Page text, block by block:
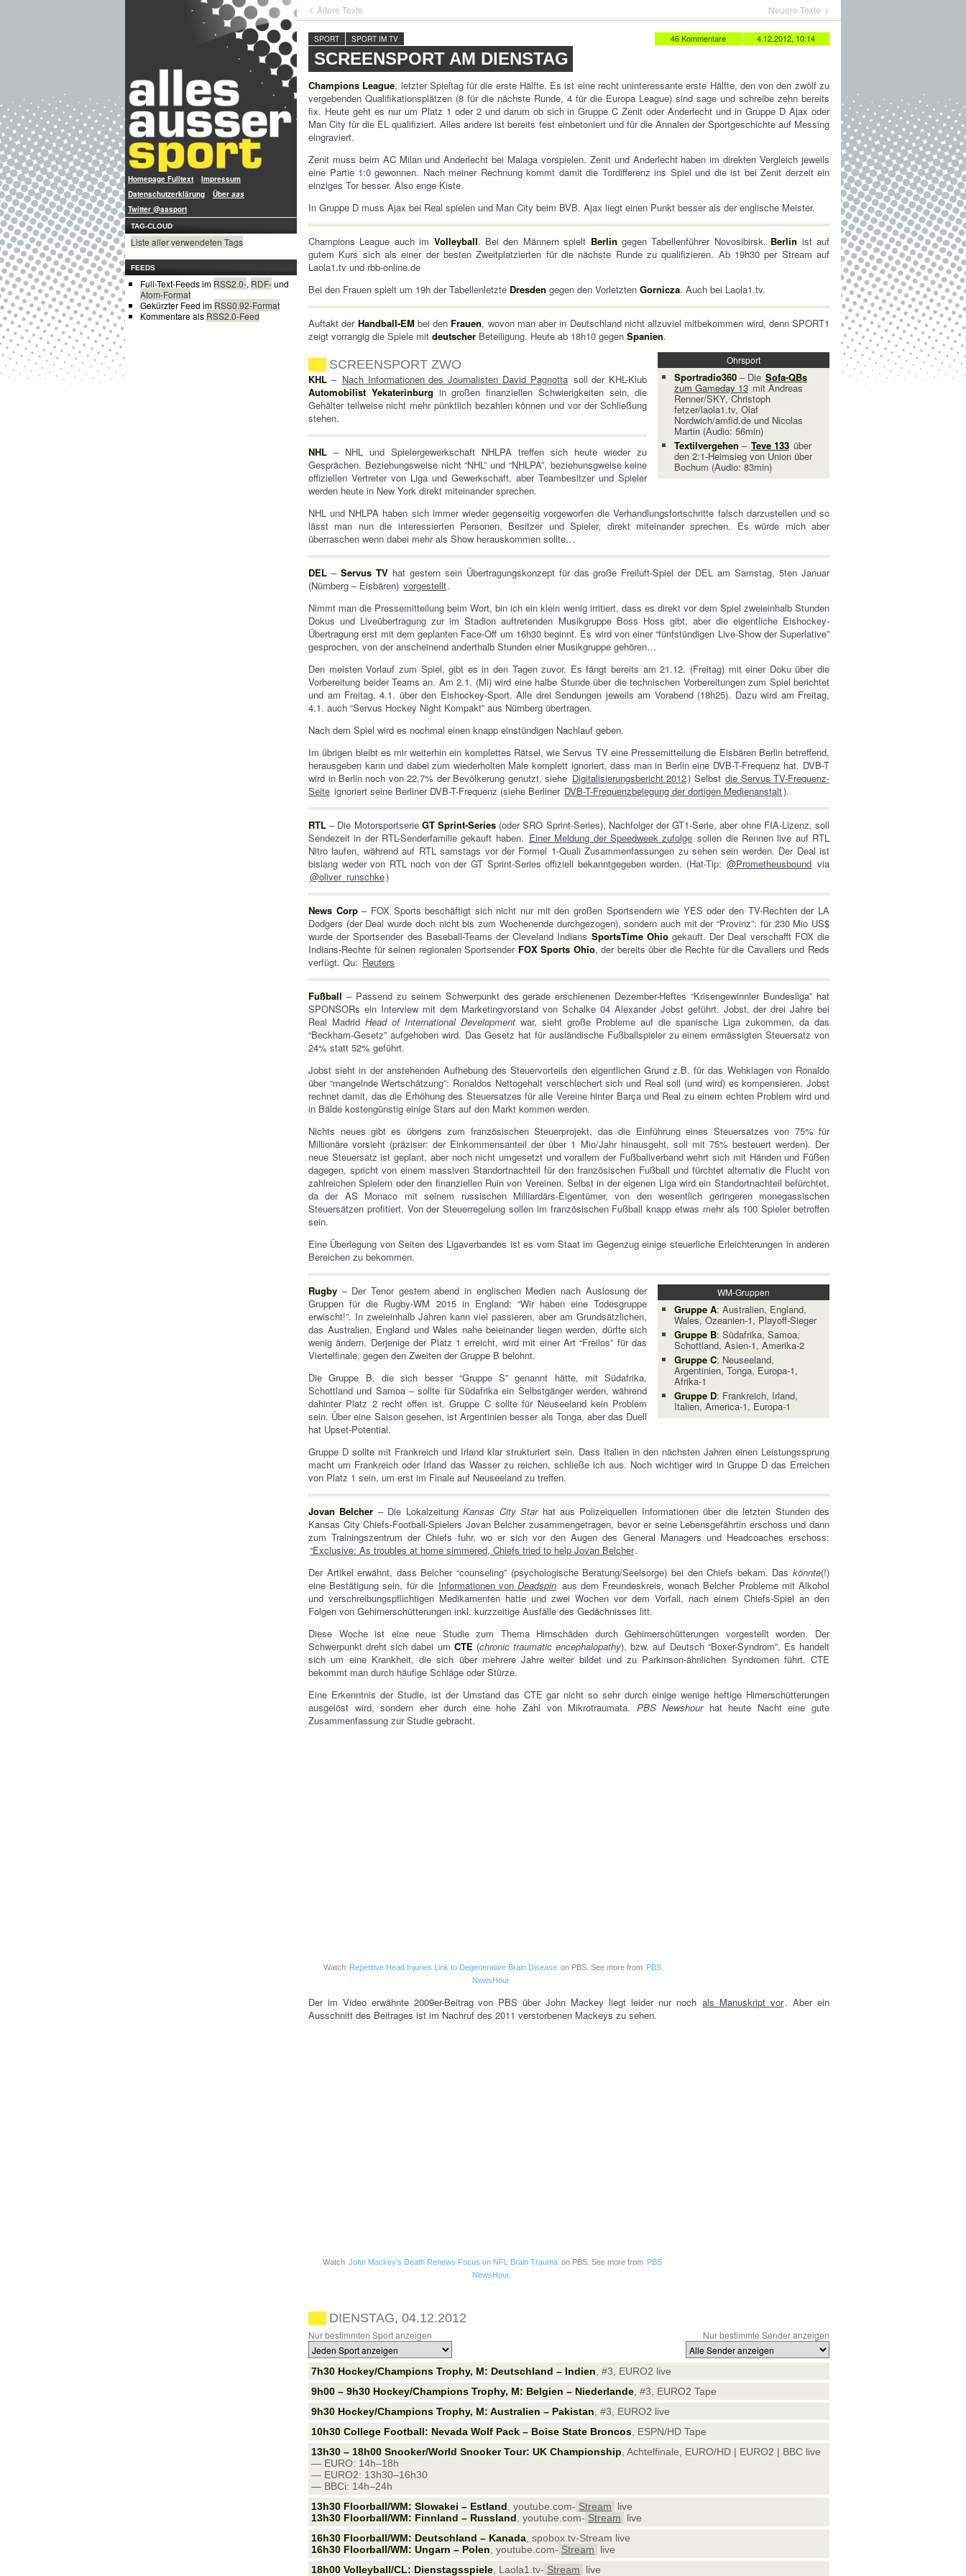
Homepage Fulltext
Impressum
Datenschutzerklärung
Über aas
Twitter @aasport
TAG-CLOUD
Liste aller verwendeten Tags
FEEDS
Full-Text-Feeds im RSS2.0-, RDF-und
Atom-Format
Gekürzter Feed im RSS0.92-Format
Kommentare als RSS2.0-Feed
Ältere Texte Neuere Texte
4.12.2012, 10:14
46 Kommentare
SPORT SPORT IM TV
SCREENSPORT AM DIENSTAG
Champions League, letzter Spieltag für die erste Hälfte. Es ist eine recht uninteressante erste Hälfte, den von den zwölf zu
vergebenden Qualifikationsplätzen (8 für die nächste Runde, 4 für die Europa League) sind sage und schreibe zehn bereits
fix. Heute geht es nur um Platz 1 oder 2 und darum ob sich in Gruppe C Zenit oder Anderlecht und in Gruppe D Ajax oder
Man City für die EL qualifiziert. Alles andere ist bereits fest einbetoniert und für die Annalen der Sportgeschichte auf Messing
eingraviert.
Zenit muss beim AC Milan und Anderlecht bei Malaga vorspielen. Zenit und Anderlecht haben im direkten Vergleich jeweils
eine Partie 1:0 gewonnen. Nach meiner Rechnung kommt damit die Tordifferenz ins Spiel und die ist bei Zenit derzeit ein
einziges Tor besser. Also enge Kiste.
In Gruppe D muss Ajax bei Real spielen und Man City beim BVB. Ajax liegt einen Punkt besser als der englische Meister.
Champions League auch im Volleyball. Bei den Männern spielt Berlin gegen Tabellenführer Novosibirsk. Berlin ist auf
gutem Kurs sich als einer der besten Zweitplatzierten für die nächste Runde zu qualifizieren. Ab 19h30 per Stream auf
Laola1.tv und rbb-online.de
Bei den Frauen spielt um 19h der Tabellenletzte Dresden gegen den VorletztenGornicza. Auch bei Laola1.tv.
Auftakt der Handball-EM bei den Frauen, wovon man aber in Deutschland nicht allzuviel mitbekommen wird, denn SPORT1
zeigt vorrangig die Spiele mitdeutscher Beteiligung. Heute ab 18h10 gegenSpanien.
SCREENSPORT ZWO Ohrsport
Sportradio360– Die Sofa-QBs
zum Gameday 13 mit Andreas
Renner/SKY, Christoph
fetzer/laola1.tv, Olaf
Nordwich/amfid.de und Nicolas
Martin (Audio: 56min)
Textilvergehen – Teve 133 über
den 2:1-Heimsieg von Union über
Bochum (Audio: 83min)
KHL – Nach Informationen des Journalisten David Pagnotta soll der KHL-Klub
Automobilist Yekaterinburg in großen finanziellen Schwierigkeiten sein, die
Gehälter teilweise nicht mehr pünktlich bezahlen können und vor der Schließung
stehen.
NHL – NHL und Spielergewerkschaft NHLPA treffen sich heute wieder zu
Gesprächen. Beziehungsweise nicht “NHL” und “NHLPA”, beziehunsgweise keine
offiziellen Vertreter von Liga und Gewerkschaft, aber Teambesitzer und Spieler
werden heute in New York direkt miteinander sprechen.
NHL und NHLPA haben sich immer wieder gegenseitig vorgeworfen die Verhandlungsfortschritte falsch darzustellen und so
lässt man nun die interessierten Personen, Besitzer und Spieler, direkt miteinander sprechen. Es würde mich aber
überraschen wenn dabei mehr als Show herauskommen sollte…
DEL – Servus TVhat gestern sein Übertragungskonzept für das große Freiluft-Spiel der DEL am Samstag, 5ten Januar
(Nürnberg – Eisbären) vorgestellt.
Nimmt man die Pressemitteilung beim Wort, bin ich ein klein wenig irritiert, dass es direkt vor dem Spiel zweieinhalb Stunden
Dokus und Liveübertragung zur im Stadion auftretenden Musikgruppe Boss Hoss gibt, aber die eigentliche Eishockey-
Übertragung erst mit dem geplanten Face-Off um 16h30 beginnt. Es wird von einer “fünfstündigen Live-Show der Superlative”
gesprochen, von der anscheinend anderthalb Stunden einer Musikgruppe gehören…
Den meisten Vorlauf zum Spiel, gibt es in den Tagen zuvor. Es fängt bereits am 21.12. (Freitag) mit einer Doku über die
Vorbereitung beider Teams an. Am 2.1. (Mi) wird eine halbe Stunde über die technischen Vorbereitungen zum Spiel berichtet
und am Freitag, 4.1. über den Eishockey-Sport. Alle drei Sendungen jeweils am Vorabend (18h25). Dazu wird am Freitag,
4.1. auch “Servus Hockey Night Kompakt” aus Nürnberg übertragen.
Nach dem Spiel wird es nochmal einen knapp einstündigen Nachlauf geben.
Im übrigen bleibt es mir weiterhin ein komplettes Rätsel, wie Servus TV eine Pressemitteilung die Eisbären Berlin betreffend,
herausgeben kann und dabei zum wiederholten Male komplett ignoriert, dass man in Berlin eine DVB-T-Frequenz hat. DVB-T
wird in Berlin noch von 22,7% der Bevölkerung genutzt, siehe Digitalisierungsbericht 2012) Selbst die Servus TV-Frequenz-
Seite ignoriert seine Berliner DVB-T-Frequenz (siehe Berliner DVB-T-Frequenzbelegung der dortigen Medienanstalt).
RTL – Die Motorsportserie GT Sprint-Series (oder SRO Sprint-Series), Nachfolger der GT1-Serie, aber ohne FIA-Lizenz, soll
Sendezeit in der RTL-Senderfamilie gekauft haben. Einer Meldung der Speedweek zufolge sollen die Rennen live auf RTL
Nitro laufen, während auf RTL samstags vor der Formel 1-Quali Zusammenfassungen zu sehen sein werden. Der Deal ist
bislang weder von RTL noch von der GT Sprint-Series offiziell bekanntgegeben worden. (Hat-Tip: @Prometheusbound via
@oliver_runschke)
News Corp– FOX Sports beschäftigt sich nicht nur mit den großen Sportsendern wie YES oder den TV-Rechten der LA
Dodgers (der Deal wurde doch nicht bis zum Wochenende durchgezogen), sondern auch mit der “Provinz”: für 230 Mio US$
wurde der Sportsender des Baseball-Teams der Cleveland Indians SportsTime Ohiogekauft. Der Deal verschafft FOX die
Indians-Rechte für seinen regionalen Sportsender FOX Sports Ohio, der bereits über die Rechte für die Cavaliers und Reds
verfügt. Qu: Reuters
Fußball – Passend zu seinem Schwerpunkt des gerade erschienenen Dezember-Heftes “Krisengewinnler Bundesliga” hat
SPONSORs ein Interview mit dem Marketingvorstand von Schalke 04 Alexander Jobst geführt. Jobst, der drei Jahre bei
Real MadridHead of International Development war, sieht große Probleme auf die spanische Liga zukommen, da das
“Beckham-Gesetz” aufgehoben wird. Das Gesetz hat für ausländische Fußballspieler zu einem ermässigten Steuersatz von
24% statt 52% geführt.
Jobst sieht in der anstehenden Aufhebung des Steuervorteils den eigentlichen Grund z.B. für das Wehklagen von Ronaldo
über “mangelnde Wertschätzung”: Ronaldos Nettogehalt verschlechert sich und Real soll (und wird) es kompensieren. Jobst
rechnet damit, das die Erhöhung des Steuersatzes für alle Vereine hinter Barça und Real zu einem echten Problem wird und
in Bälde kostengünstig einige Stars auf den Markt kommen werden.
Nichts neues gibt es übrigens zum französischen Steuerprojekt, das die Einführung eines Steuersatzes von 75% für
Millionäre vorsieht (präziser: der Einkommensanteil der über 1 Mio/Jahr hinausgeht, soll mit 75% besteuert werden). Der
neue Steuersatz ist geplant, aber noch nicht umgesetzt und vorallem der Fußballverband wehrt sich mit Händen und Füßen
dagegen, spricht von einem massiven Standortnachteil für den französischen Fußball und fürchtet alternativ die Flucht von
zahlreichen Spielern oder den finanziellen Ruin von Vereinen. Selbst in der eigenen Liga wird ein Standortnachteil befürchtet,
da der AS Monaco mit seinem russischen Milliardärs-Eigentümer, von den wesentlich geringeren monegassischen
Steuersätzen profitiert. Von der Steuerregelung sollen im französischen Fußball knapp etwas mehr als 100 Spieler betroffen
sein.
Eine Überlegung von Seiten des Ligaverbandes ist es vom Staat im Gegenzug einige steuerliche Erleichterungen in anderen
Bereichen zu bekommen.
WM-Gruppen
Gruppe A: Australien, England,
Wales, Ozeanien-1, Playoff-Sieger
Gruppe B: Südafrika, Samoa,
Schottland, Asien-1, Amerika-2
Gruppe C: Neuseeland,
Argentinien, Tonga, Europa-1,
Afrika-1
Gruppe D: Frankreich, Irland,
Italien, America-1, Europa-1
Rugby – Der Tenor gestern abend in englischen Medien nach Auslosung der
Gruppen für die Rugby-WM 2015 in England: “Wir haben eine Todesgruppe
erwischt!”. In zweieinhalb Jahren kann viel passieren, aber am Grundsätzlichen,
das Australien, England und Wales nahe beieinander liegen werden, dürfte sich
wenig ändern. Derjenige der Platz 1 erreicht, wird mit einer Art “Freilos” für das
Viertelfinale, gegen den Zweiten der Gruppe B belohnt.
Die Gruppe B, die sich besser “Gruppe S” genannt hätte, mit Südafrika,
Schottland und Samoa – sollte für Südafrika ein Selbstgänger werden, während
dahinter Platz 2 recht offen ist. Gruppe C sollte für Neuseeland kein Problem
sein. Über eine Saison gesehen, ist Argentinien besser als Tonga, aber das Duell
hat Upset-Potential.
Gruppe D sollte mit Frankreich und Irland klar strukturiert sein. Dass Italien in den nächsten Jahren einen Leistungssprung
macht um Frankreich oder Irland das Wasser zu reichen, schließe ich aus. Noch wichtiger wird in Gruppe D das Erreichen
von Platz 1 sein, um erst im Finale auf Neuseeland zu treffen.
Jovan Belcher – Die LokalzeitungKansas City Starhat aus Polizeiquellen Informationen über die letzten Stunden des
Kansas City Chiefs-Football-Spielers Jovan Belcher zusammengetragen, bevor er seine Lebensgefährtin erschoss und dann
zum Trainingszentrum der Chiefs fuhr, wo er sich vor den Augen des General Managers und Headcoaches erschoss:
“Exclusive: As troubles at home simmered, Chiefs tried to help Jovan Belcher.
Der Artikel erwähnt, dass Belcher “counseling” (psychologische Beratung/Seelsorge) bei den Chiefs bekam. Das könnte(!)
eine Bestätigung sein, für die Informationen vonDeadspin aus dem Freundeskreis, wonach Belcher Probleme mit Alkohol
und verschreibungspflichtigen Medikamenten hatte und zwei Wochen vor dem Vorfall, nach einem Chiefs-Spiel an den
Folgen von Gehirnerschütterungen inkl. kurzzeitige Ausfälle des Gedächnisses litt.
Diese Woche ist eine neue Studie zum Thema Hirnschäden durch Gehirnerschütterungen vorgestellt worden. Der
Schwerpunkt dreht sich dabei um CTE(chronic traumatic encephalopathy), bzw. auf Deutsch “Boxer-Syndrom”. Es handelt
sich um eine Krankheit, die sich über mehrere Jahre weiter bildet und zu Parkinson-ähnlichen Syndromen führt. CTE
bekommt man durch häufige Schläge oder Stürze.
Eine Erkenntnis der Studie, ist der Umstand das CTE gar nicht so sehr durch einige wenige heftige Hirnerschütterungen
ausgelöst wird, sondern eher durch eine hohe Zahl von Mikrotraumata. PBS Newshourhat heute Nacht eine gute
Zusammenfassung zur Studie gebracht.
Watch Repetitive Head Injuries Link to Degenerative Brain Disease on PBS. See more from PBS
NewsHour.
Der im Video erwähnte 2009er-Beitrag von PBS über John Mackey liegt leider nur noch als Manuskript vor. Aber ein
Ausschnitt des Beitrages ist im Nachruf des 2011 verstorbenen Mackeys zu sehen.
Watch John Mackey’s Death Renews Focus on NFL Brain Trauma on PBS. See more from PBS
NewsHour.
DIENSTAG, 04.12.2012
Nur bestimmten Sport anzeigen Nur bestimmte Sender anzeigen
7h30 Hockey/Champions Trophy, M: Deutschland – Indien , #3, EURO2 live
9h00 – 9h30 Hockey/Champions Trophy, M: Belgien – Niederlande , #3, EURO2 Tape
9h30 Hockey/Champions Trophy, M: Australien – Pakistan , #3, EURO2 live
10h30 College Football: Nevada Wolf Pack – Boise State Broncos , ESPN/HD Tape
13h30 – 18h00 Snooker/World Snooker Tour: UK Championship , Achtelfinale, EURO/HD | EURO2 | BBC live
— EURO: 14h–18h
— EURO2: 13h30–16h30
— BBCi: 14h–24h
13h30 Floorball/WM: Slowakei – Estland , youtube.com- Stream
live
13h30 Floorball/WM: Finnland – Russland , youtube.com- Stream
live
16h30 Floorball/WM: Deutschland – Kanada , spobox.tv-Stream live
16h30 Floorball/WM: Ungarn – Polen , youtube.com- Stream
live
18h00 Volleyball/CL: Dienstagsspiele , Laola1.tv- Stream
live